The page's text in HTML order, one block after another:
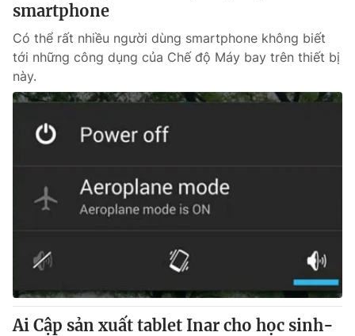
smartphone
Có thể rất nhiều người dùng smartphone không biết
tới những công dụng của Chế độ Máy bay trên thiết bị
này.
Ai Cập sản xuất tablet Inar cho học sinh-